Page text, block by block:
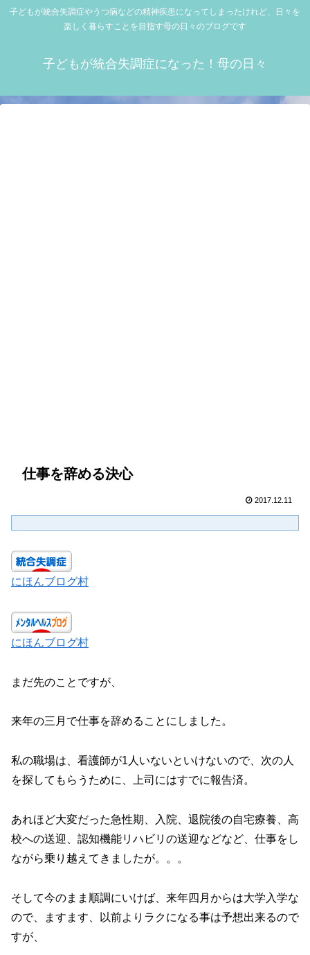
子どもが統合失調症やうつ病などの精神疾患になってしまったけれど、日々を
楽しく暮らすことを目指す母の日々のブログです
子どもが統合失調症になった！母の日々
仕事を辞める決心
2017.12.11
にほんブログ村
にほんブログ村
まだ先のことですが、
来年の三月で仕事を辞めることにしました。
私の職場は、看護師が1人いないといけないので、次の人
を探してもらうために、上司にはすでに報告済。
あれほど大変だった急性期、入院、退院後の自宅療養、高
校への送迎、認知機能リハビリの送迎などなど、仕事をし
ながら乗り越えてきましたが。。。
そして今のまま順調にいけば、来年四月からは大学入学な
ので、ますます、以前よりラクになる事は予想出来るので
すが、